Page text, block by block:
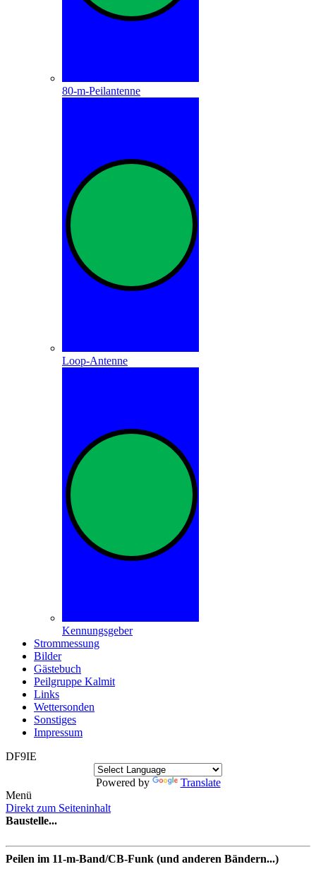
80-m-Peilantenne
Loop-Antenne
Kennungsgeber
Strommessung
Bilder
Gästebuch
Peilgruppe Kalmit
Links
Wettersonden
Sonstiges
Impressum
DF9IE
Powered by
Translate
Menü
Direkt zum Seiteninhalt
Baustelle...
Peilen im 11-m-Band/CB-Funk (und anderen Bändern...)